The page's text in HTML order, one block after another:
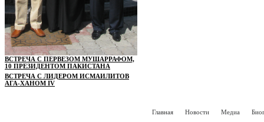
ВСТРЕЧА С ПЕРВЕЗОМ МУШАРРАФОМ,
10 ПРЕЗИДЕНТОМ ПАКИСТАНА
ВСТРЕЧА С ЛИДЕРОМ ИСМАИЛИТОВ
АГА-ХАНОМ IV
Главная Новости Медиа